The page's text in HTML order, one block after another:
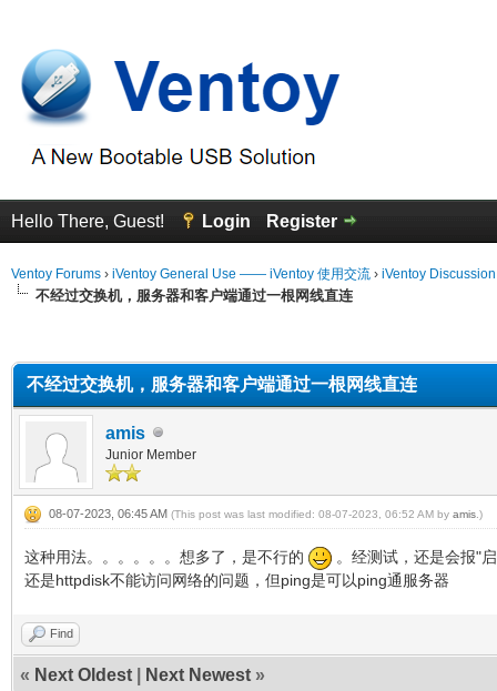
Hello There, Guest! Login Register
Ventoy Forums › iVentoy General Use —— iVentoy 使用交流 › iVentoy
不经过交换机，服务器和客户端通过一根网线直连
不经过交换机，服务器和客户端通过一根网线直连
amis
Junior Member
08-07-2023, 06:45 AM (This post was last modified: 08-07-2023, 06:52 AM by amis .)
这种用法。。。。。。想多了，是不行的
。经测试，还是会报"
还是httpdisk不能访问网络的问题，但ping是可以ping通服务器
Find
« Next Oldest Next Newest »